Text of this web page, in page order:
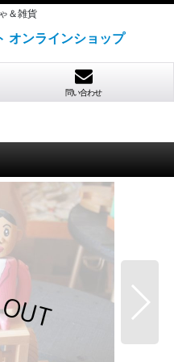
＆雑貨
オンラインショップ
問い合わせ